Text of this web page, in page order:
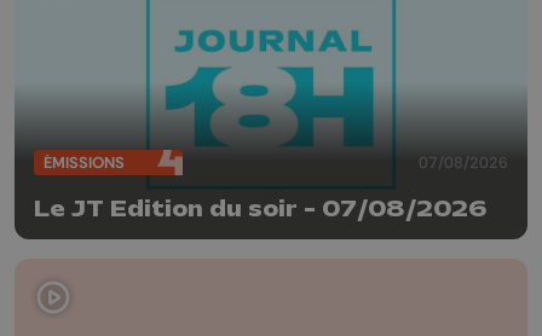
ÉMISSIONS 07/08/2026
Le JT Edition du soir - 07/08/2026